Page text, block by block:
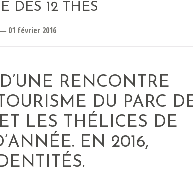
DES 12 THÉS
01 février 2016
RENCONTRE
DU PARC
LES THÉLICES DE
EN 2016,